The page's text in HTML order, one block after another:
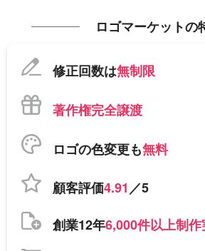
ロゴマーケットの
修正回数は無制限
著作権完全譲渡
ロゴの色変更も無料
顧客評価4.91／5
創業12年6,000件以上制